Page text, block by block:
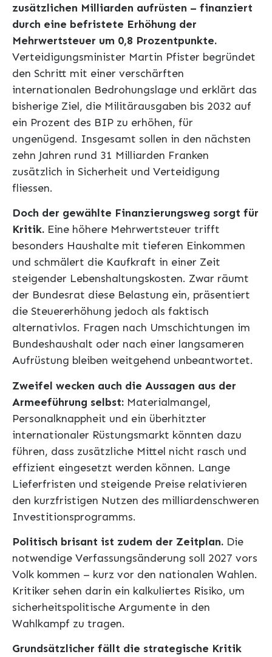
zusätzlichen Milliarden aufrüsten – finanziert
durch eine befristete Erhöhung der
Mehrwertsteuer um 0,8 Prozentpunkte.
Verteidigungsminister Martin Pfister begründet
den Schritt mit einer verschärften
internationalen Bedrohungslage und erklärt das
bisherige Ziel, die Militärausgaben bis 2032 auf
ein Prozent des BIP zu erhöhen, für
ungenügend. Insgesamt sollen in den nächsten
zehn Jahren rund 31 Milliarden Franken
zusätzlich in Sicherheit und Verteidigung
fliessen.
Doch der gewählte Finanzierungsweg sorgt für
Kritik. Eine höhere Mehrwertsteuer trifft
besonders Haushalte mit tieferen Einkommen
und schmälert die Kaufkraft in einer Zeit
steigender Lebenshaltungskosten. Zwar räumt
der Bundesrat diese Belastung ein, präsentiert
die Steuererhöhung jedoch als faktisch
alternativlos. Fragen nach Umschichtungen im
Bundeshaushalt oder nach einer langsameren
Aufrüstung bleiben weitgehend unbeantwortet.
Zweifel wecken auch die Aussagen aus der
Armeeführung selbst: Materialmangel,
Personalknappheit und ein überhitzter
internationaler Rüstungsmarkt könnten dazu
führen, dass zusätzliche Mittel nicht rasch und
effizient eingesetzt werden können. Lange
Lieferfristen und steigende Preise relativieren
den kurzfristigen Nutzen des milliardenschweren
Investitionsprogramms.
Politisch brisant ist zudem der Zeitplan. Die
notwendige Verfassungsänderung soll 2027 vors
Volk kommen – kurz vor den nationalen Wahlen.
Kritiker sehen darin ein kalkuliertes Risiko, um
sicherheitspolitische Argumente in den
Wahlkampf zu tragen.
Grundsätzlicher fällt die strategische Kritik